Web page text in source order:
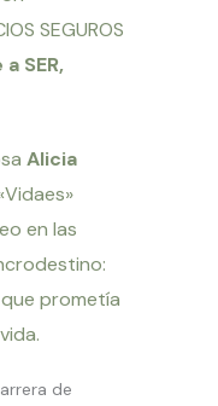
SEGUROS
SER,
Alicia
en las
prometía
de